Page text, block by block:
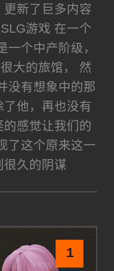
新了巨多内容
游戏 在一个
个中产阶级，
大的旅馆， 然
没有想象中的那
他，再也没有
感觉让我们的
了这个原来这一
很久的阴谋
1